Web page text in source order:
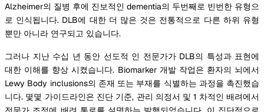
Alzheimer의 질병 후에 진보적인 dementia의 두번째로 빈번한 유형으
로 인식됩니다. DLB에 대한 더 많은 것은 전통적으로 다른 하위 유형
뿐만 아니라 연구되고 있습니다.
그러나 지난 수십 년 동안 선도적 인 전문가가 DLB의 특성과 표현에
대한 이해를 향상 시켰습니다. Biomarker 개발 작업은 환자의 뇌에서
Lewy Body inclusions의 존재 또는 부재를 식별하는 과정을 촉진했습
니다. 몇몇 가이드라인은 진단 기준, 관리 의정서 및 1 차적인 배려에서